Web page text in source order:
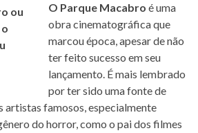
O Parque Macabro é uma
obra cinematográfica que
marcou época, apesar de não
ter feito sucesso em seu
lançamento. É mais lembrado
por ter sido uma fonte de
artistas famosos, especialmente
do horror, como o pai dos filmes